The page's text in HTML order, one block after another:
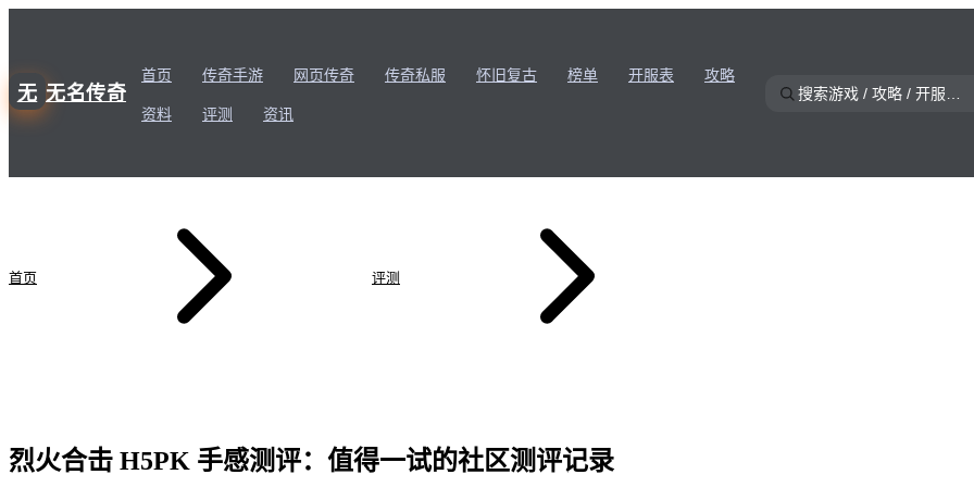
无 无名传奇
首页 传奇手游 网页传奇 传奇私服 怀旧复古 榜单 开服表 攻略
资料 评测 资讯
首页 评测
烈火合击 H5PK 手感测评：值得一试的社区测评记录